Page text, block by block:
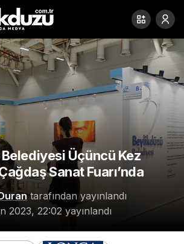
Üçüncü Kez
Sanat Fuarı’nda
tarafından yayınlandı
2023, 22:02 yayınlandı
Paylaş